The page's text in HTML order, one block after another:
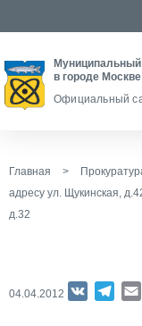
в городе Москве
Официальный
Главная >
адресу ул. Щукинская,
д.32
04.04.2012 VK